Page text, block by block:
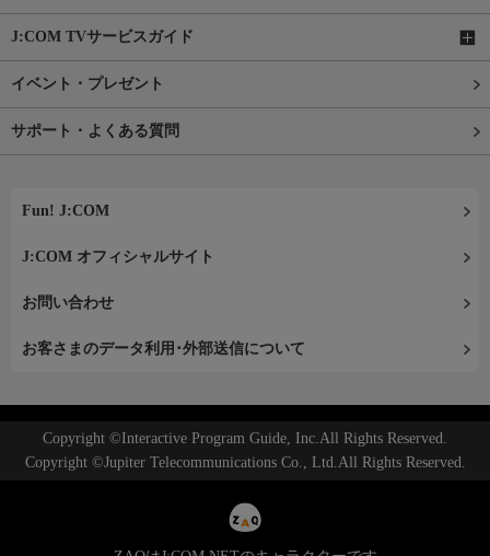
J:COM TVサービスガイド
イベント・プレゼント
サポート・よくある質問
Fun! J:COM
J:COM オフィシャルサイト
お問い合わせ
お客さまのデータ利用･外部送信について
Copyright ©Interactive Program Guide, Inc.All Rights Reserved.
Copyright ©Jupiter Telecommunications Co., Ltd.All Rights Reserved.